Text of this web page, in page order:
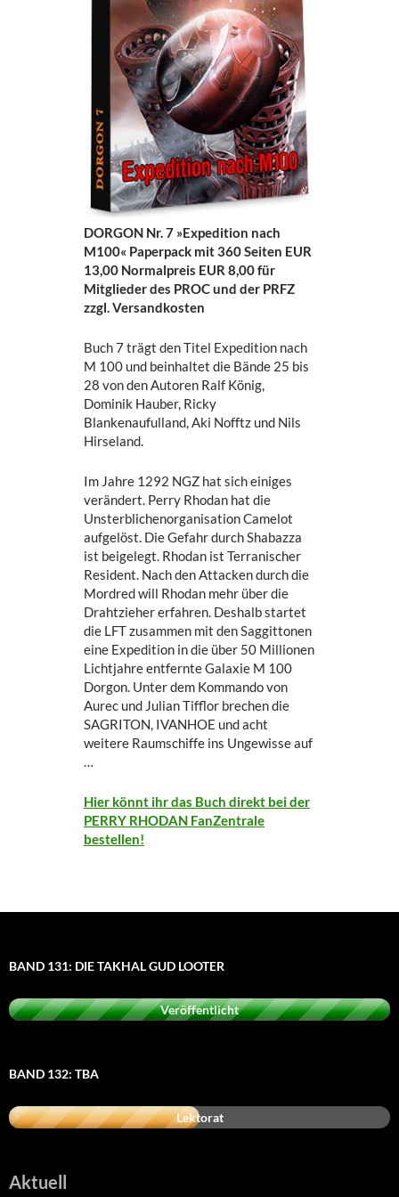
DORGON Nr. 7 »Expedition nach
M100« Paperpack mit360 Seiten EUR
13,00 Normalpreis EUR 8,00 für
Mitglieder des PROC und der PRFZ
zzgl. Versandkosten
Buch 7 trägt den Titel Expedition nach
M 100 und beinhaltet die Bände 25 bis
28 von den Autoren Ralf König,
Dominik Hauber, Ricky
Blankenaufulland, Aki Nofftz und Nils
Hirseland.
Im Jahre 1292 NGZ hat sich einiges
verändert. Perry Rhodan hat die
Unsterblichenorganisation Camelot
aufgelöst. Die Gefahr durch Shabazza
ist beigelegt. Rhodan ist Terranischer
Resident. Nach den Attacken durch die
Mordred will Rhodan mehr über die
Drahtzieher erfahren. Deshalb startet
die LFT zusammen mit den Saggittonen
eine Expedition in die über 50 Millionen
Lichtjahre entfernte Galaxie M 100
Dorgon. Unter dem Kommando von
Aurec und Julian Tifflor brechen die
SAGRITON, IVANHOE und acht
weitere Raumschiffe ins Ungewisse auf
Hier könnt ihr das Buch direkt bei der
PERRY RHODAN FanZentrale
bestellen!
BAND 131: DIE TAKHAL GUD LOOTER
Veröffentlicht
BAND 132: TBA
Lektorat
Aktuell